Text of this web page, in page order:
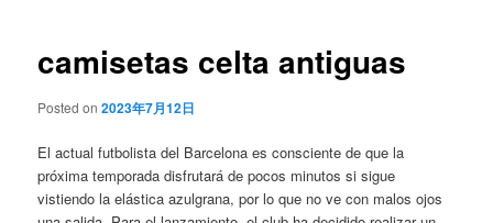
camisetas celta antiguas
Posted on2023年7月12日
El actual futbolista del Barcelona es consciente de que la
próxima temporada disfrutará de pocos minutos si sigue
vistiendo la elástica azulgrana, por lo que no ve con malos ojos